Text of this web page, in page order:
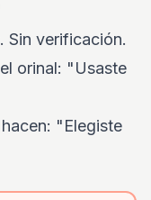
Sin verificación.
orinal: "Usaste
"Elegiste